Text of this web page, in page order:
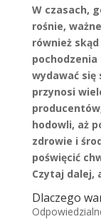
W czasach,
rośnie,
również
wydawać
przynosi
hodowli, aż
zdrowie i
poświęcić
Czytaj dalej,
Dlaczego